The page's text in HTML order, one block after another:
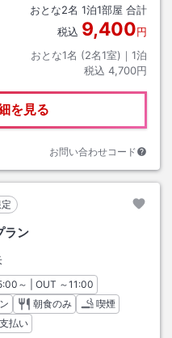
おとな2名 1泊1部屋 合計
税込 9,400円
おとな1名 (2名1室)｜ 1泊
税込 4,700円
を見る
お問い合わせコード
ラン
ェックイン
～ | OUT チェックアウト
～11:00
朝食のみ
喫煙
払い